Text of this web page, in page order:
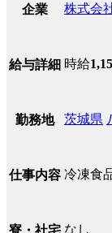
企業 株式会
給与詳細 時給
勤務地 茨城県
仕事内容 冷凍食
寮・社宅 なし